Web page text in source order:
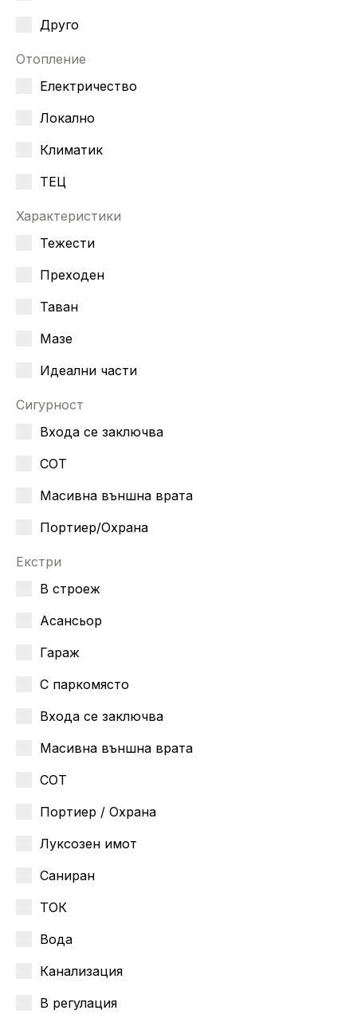
Друго
Отопление
Електричество
Локално
Климатик
ТЕЦ
Характеристики
Тежести
Преходен
Таван
Мазе
Идеални части
Сигурност
Входа се заключва
СОТ
Масивна външна врата
Портиер/Охрана
Екстри
В строеж
Асансьор
Гараж
С паркомясто
Входа се заключва
Масивна външна врата
СОТ
Портиер / Охрана
Луксозен имот
Саниран
ТОК
Вода
Канализация
В регулация